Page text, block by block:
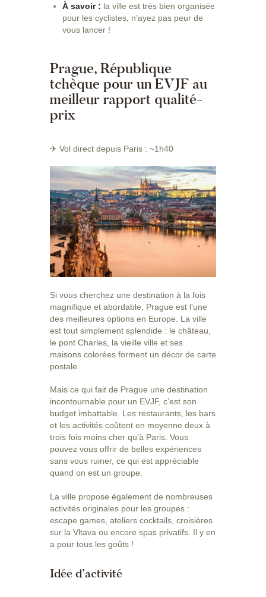
À savoir : la ville est très bien organisée
pour les cyclistes, n’ayez pas peur de
vous lancer !
Prague, République
tchèque pour un EVJF au
meilleur rapport qualité-
prix
✈ Vol direct depuis Paris : ~1h40
Si vous cherchez une destination à la fois
magnifique et abordable, Prague est l’une
des meilleures options en Europe. La ville
est tout simplement splendide : le château,
le pont Charles, la vieille ville et ses
maisons colorées forment un décor de carte
postale.
Mais ce qui fait de Prague une destination
incontournable pour un EVJF, c’est son
budget imbattable. Les restaurants, les bars
et les activités coûtent en moyenne deux à
trois fois moins cher qu’à Paris. Vous
pouvez vous offrir de belles expériences
sans vous ruiner, ce qui est appréciable
quand on est un groupe.
La ville propose également de nombreuses
activités originales pour les groupes :
escape games, ateliers cocktails, croisières
sur la Vltava ou encore spas privatifs. Il y en
a pour tous les goûts !
Idée d’activité